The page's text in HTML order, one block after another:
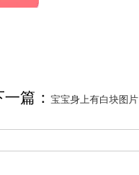
一篇：宝宝身上有白块图片